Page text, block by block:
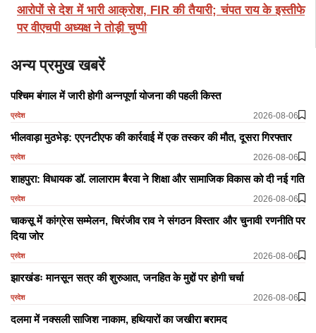
आरोपों से देश में भारी आक्रोश, FIR की तैयारी; चंपत राय के इस्तीफे
पर वीएचपी अध्यक्ष ने तोड़ी चुप्पी
अन्य प्रमुख खबरें
पश्चिम बंगाल में जारी होगी अन्नपूर्णा योजना की पहली किस्त
प्रदेश 2026-08-06
भीलवाड़ा मुठभेड़: एएनटीएफ की कार्रवाई में एक तस्कर की मौत, दूसरा गिरफ्तार
प्रदेश 2026-08-06
शाहपुरा: विधायक डॉ. लालाराम बैरवा ने शिक्षा और सामाजिक विकास को दी नई गति
प्रदेश 2026-08-06
चाकसू में कांग्रेस सम्मेलन, चिरंजीव राव ने संगठन विस्तार और चुनावी रणनीति पर
दिया जोर
प्रदेश 2026-08-06
झारखंडः मानसून सत्र की शुरुआत, जनहित के मुद्दों पर होगी चर्चा
प्रदेश 2026-08-06
दलमा में नक्सली साजिश नाकाम, हथियारों का जखीरा बरामद